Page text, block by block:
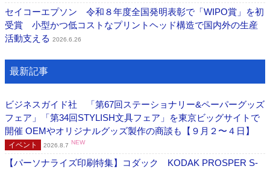
セイコーエプソン 令和８年度全国発明表彰で「WIPO賞」を初
受賞 小型かつ低コストなプリントヘッド構造で国内外の生産
活動支える 2026.6.26
最新記事
ビジネスガイド社 「第67回ステーショナリー&ペーパーグッズ
フェア」「第34回STYLISH文具フェア」を東京ビッグサイトで
開催 OEMやオリジナルグッズ製作の商談も【９月２〜４日】
イベント 2026.8.7 NEW
【パーソナライズ印刷特集】コダック KODAK PROSPER S-